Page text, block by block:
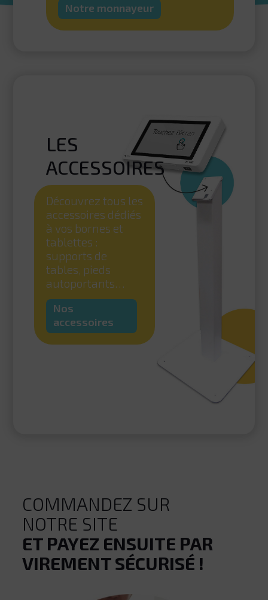
Notre monnayeur
LES
ACCESSOIRES
Découvrez tous les
accessoires dédiés
à vos bornes et
tablettes :
supports de
tables, pieds
autoportants…
Nos
accessoires
COMMANDEZ SUR
NOTRE SITE
ET PAYEZ ENSUITE PAR
VIREMENT SÉCURISÉ !